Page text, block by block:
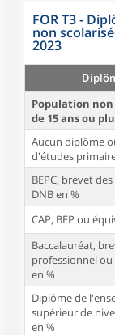
FOR T3 -
non
2023
Population non
de 15 ans ou
Aucun diplôme
d'études
BEPC, brevet
DNB en %
CAP, BEP ou
Baccalauréat,
professionnel
en %
Diplôme de
supérieur de
en %